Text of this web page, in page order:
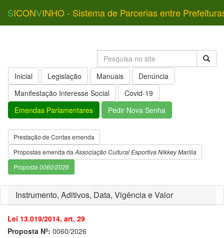
SICONVINHO - Sistema de Parcerias entre
Inicial Legislação Manuais
Denúncia
Manifestação Interesse Social
Covid-19
Emendas Parlamentares
Pedir Nova Senha
Prestação de Contas emenda
Propostas emenda da Associação Cultural Esportiva Nikkey Marilia
Proposta 0060/2026
Instrumento, Aditivos, Data, Vigência e Valor
Lei 13.019/2014, art. 29
Proposta Nº: 0060/2026